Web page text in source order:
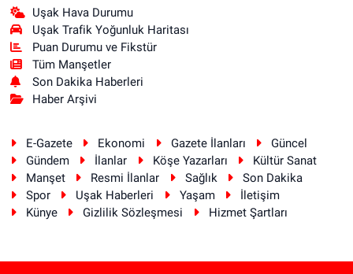
Uşak Hava Durumu
Uşak Trafik Yoğunluk Haritası
Puan Durumu ve Fikstür
Tüm Manşetler
Son Dakika Haberleri
Haber Arşivi
E-Gazete Ekonomi Gazete İlanları
Güncel
Gündem
İlanlar Köşe Yazarları
Kültür Sanat
Manşet
Resmi İlanlar Sağlık
Son Dakika
Spor
Uşak Haberleri Yaşam
İletişim
Künye
Gizlilik Sözleşmesi Hizmet Şartları